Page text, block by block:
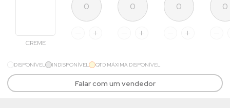
CREME
DISPONÍVEL INDISPONÍVEL QTD MÁXIMA DISPONÍVEL
Falar com um vendedor